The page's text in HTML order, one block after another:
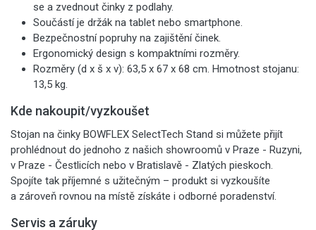
se a zvednout činky z podlahy.
Součástí je držák na tablet nebo smartphone.
Bezpečnostní popruhy na zajištění činek.
Ergonomický design s kompaktními rozměry.
Rozměry (d x š x v): 63,5 x 67 x 68 cm. Hmotnost stojanu:
13,5 kg.
Kde nakoupit/vyzkoušet
Stojan na činky BOWFLEX SelectTech Stand si můžete přijít
prohlédnout do jednoho z našich showroomů v Praze - Ruzyni,
v Praze - Čestlicích nebo v Bratislavě - Zlatých pieskoch.
Spojíte tak příjemné s užitečným – produkt si vyzkoušíte
a zároveň rovnou na místě získáte i odborné poradenství.
Servis a záruky